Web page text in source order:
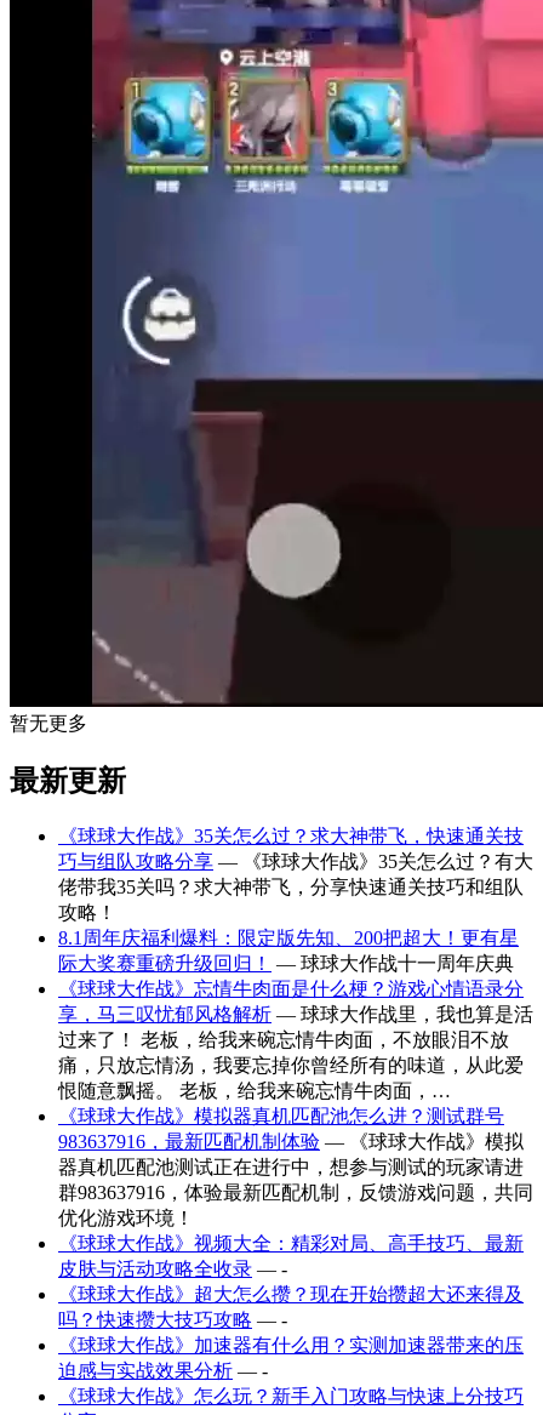
暂无更多
最新更新
《球球大作战》35关怎么过？求大神带飞，快速通关技
巧与组队攻略分享 — 《球球大作战》35关怎么过？有大
佬带我35关吗？求大神带飞，分享快速通关技巧和组队
攻略！
8.1周年庆福利爆料：限定版先知、200把超大！更有星
际大奖赛重磅升级回归！
— 球球大作战十一周年庆典
《球球大作战》忘情牛肉面是什么梗？游戏心情语录分
享，马三叹忧郁风格解析 — 球球大作战里，我也算是活
过来了！ 老板，给我来碗忘情牛肉面，不放眼泪不放
痛，只放忘情汤，我要忘掉你曾经所有的味道，从此爱
恨随意飘摇。 老板，给我来碗忘情牛肉面，…
《球球大作战》模拟器真机匹配池怎么进？测试群号
983637916，最新匹配机制体验 — 《球球大作战》模拟
器真机匹配池测试正在进行中，想参与测试的玩家请进
群983637916，体验最新匹配机制，反馈游戏问题，共同
优化游戏环境！
《球球大作战》视频大全：精彩对局、高手技巧、最新
皮肤与活动攻略全收录 — -
《球球大作战》超大怎么攒？现在开始攒超大还来得及
吗？快速攒大技巧攻略 — -
《球球大作战》加速器有什么用？实测加速器带来的压
迫感与实战效果分析 — -
《球球大作战》怎么玩？新手入门攻略与快速上分技巧